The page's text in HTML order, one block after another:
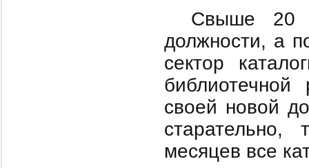
Свыше 20
должности, а
сектор
своей новой
старательно,
месяцев все